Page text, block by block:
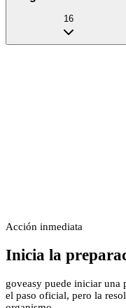
16
Acción inmediata
Inicia la
goveasy puede iniciar una
el paso oficial, pero la